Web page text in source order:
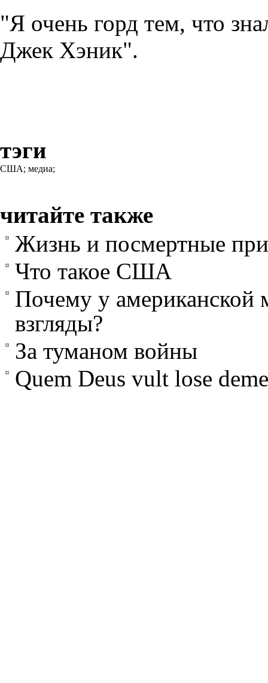
"Я очень горд тем, что
Джек Хэник".
тэги
США; медиа;
читайте также
Жизнь и посмертные
Что такое США
Почему у американской
взгляды?
За туманом войны
Quem Deus vult lose